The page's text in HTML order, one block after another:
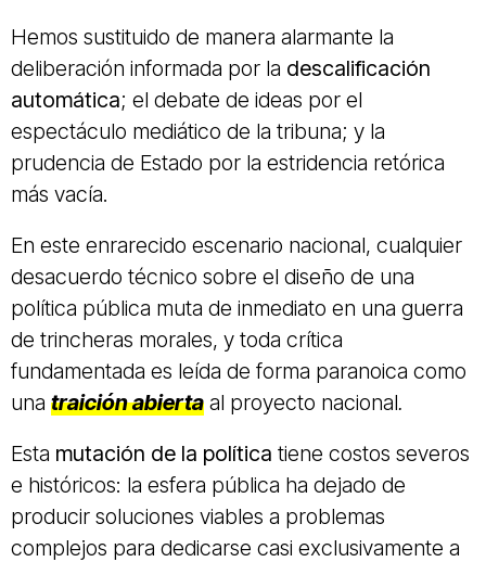
Hemos sustituido de manera alarmante la
deliberación informada por la descalificación
automática; el debate de ideas por el
espectáculo mediático de la tribuna; y la
prudencia de Estado por la estridencia retórica
más vacía.
En este enrarecido escenario nacional, cualquier
desacuerdo técnico sobre el diseño de una
política pública muta de inmediato en una guerra
de trincheras morales, y toda crítica
fundamentada es leída de forma paranoica como
una traición abierta al proyecto nacional.
Esta mutación de la política tiene costos severos
e históricos: la esfera pública ha dejado de
producir soluciones viables a problemas
complejos para dedicarse casi exclusivamente a